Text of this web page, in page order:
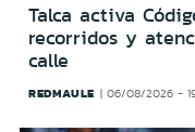
Talca activa
recorridos y
calle
REDMAULE 06/08/2026 -